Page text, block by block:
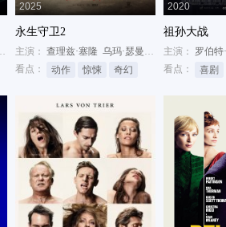
艾瑞丝·阿帕托
2025
永生守卫2
主演： 查理兹·塞隆 乌玛·瑟曼 亨利·戈尔丁
看点：
动作 惊悚 奇幻
2020
祖孙大战
主演： 罗伯特
看点：
喜剧